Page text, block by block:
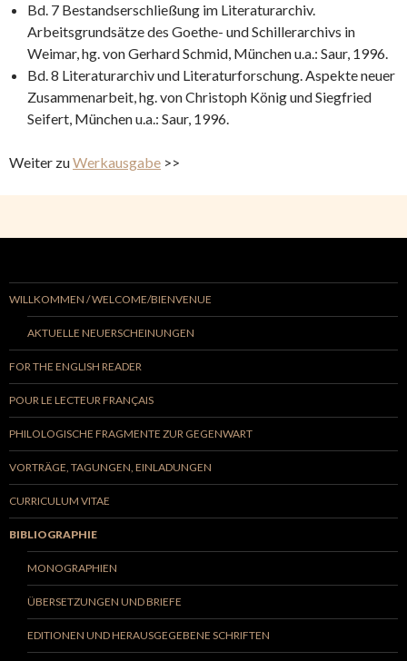
Bd. 7 Bestandserschließung im Literaturarchiv.
Arbeitsgrundsätze des Goethe- und Schillerarchivs in
Weimar, hg. von Gerhard Schmid, München u.a.: Saur, 1996.
Bd. 8 Literaturarchiv und Literaturforschung. Aspekte neuer
Zusammenarbeit, hg. von Christoph König und Siegfried
Seifert, München u.a.: Saur, 1996.
Weiter zuWerkausgabe >>
WILLKOMMEN / WELCOME/BIENVENUE
AKTUELLE NEUERSCHEINUNGEN
FOR THE ENGLISH READER
POUR LE LECTEUR FRANÇAIS
PHILOLOGISCHE FRAGMENTE ZUR GEGENWART
VORTRÄGE, TAGUNGEN, EINLADUNGEN
CURRICULUM VITAE
BIBLIOGRAPHIE
MONOGRAPHIEN
ÜBERSETZUNGEN UND BRIEFE
EDITIONEN UND HERAUSGEGEBENE SCHRIFTEN